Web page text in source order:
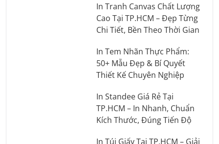
In Tranh Canvas Chất Lượng
Cao Tại TP.HCM – Đẹp Từng
Chi Tiết, Bền Theo Thời Gian
In Tem Nhãn Thực Phẩm:
50+ Mẫu Đẹp & Bí Quyết
Thiết Kế Chuyên Nghiệp
In Standee Giá Rẻ Tại
TP.HCM – In Nhanh, Chuẩn
Kích Thước, Đúng Tiến Độ
In Túi Giấy Tại TP.HCM – Giải